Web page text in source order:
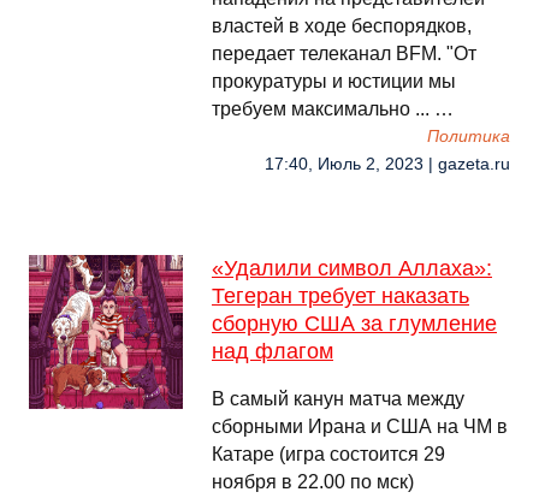
властей в ходе беспорядков,
передает телеканал BFM. "От
прокуратуры и юстиции мы
требуем максимально ... …
Политика
17:40, Июль 2, 2023 | gazeta.ru
«Удалили символ Аллаха»:
Тегеран требует наказать
сборную США за глумление
над флагом
В самый канун матча между
сборными Ирана и США на ЧМ в
Катаре (игра состоится 29
ноября в 22.00 по мск)